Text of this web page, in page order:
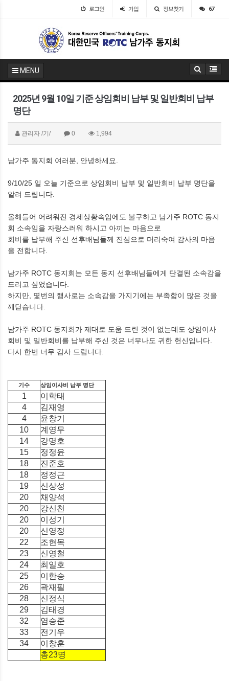
로그인 가입 정보찾기 67
MENU
2025년 9월 10일 기준 상임회비 납부 및 일반회비 납부
명단
관리자 /기/ 0 1,994
남가주 동지회 여러분, 안녕하세요.
9/10/25 일 오늘 기준으로 상임회비 납부 및 일반회비 납부 명단을
알려 드립니다.
올해들어 어려워진 경제상황속임에도 불구하고 남가주 ROTC 동지
회 소속임을 자랑스러워 하시고 아끼는 마음으로
회비를 납부해 주신 선후배님들께 진심으로 머리숙여 감사의 마음
을 전합니다.
남가주 ROTC 동지회는 모든 동지 선후배님들에게 단결된 소속감을
드리고 싶었습니다.
하지만, 몇번의 행사로는 소속감을 가지기에는 부족함이 많은 것을
깨닫습니다.
남가주 ROTC 동지회가 제대로 도움 드린 것이 없는데도 상임이사
회비 및 일반회비를 납부해 주신 것은 너무나도 귀한 헌신입니다.
다시 한번 너무 감사 드립니다.
기수 상임이사비 납부 명단
1
이학태
4
김재영
4
윤창기
10
계영무
14
강명호
15
정정윤
18
진준호
18
정정근
19
신상성
20
채양석
20
강신천
20
이성기
20
신영정
22
조현목
23
신영철
24
최일호
25
이한승
26
곽재필
28
신정식
29
김태경
32
염승준
33
전기우
34
이창훈
총23명